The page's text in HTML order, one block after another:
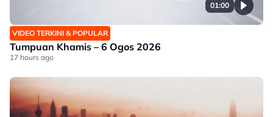
01:00
VIDEO TERKINI & POPULAR
Tumpuan Khamis – 6 Ogos 2026
17 hours ago